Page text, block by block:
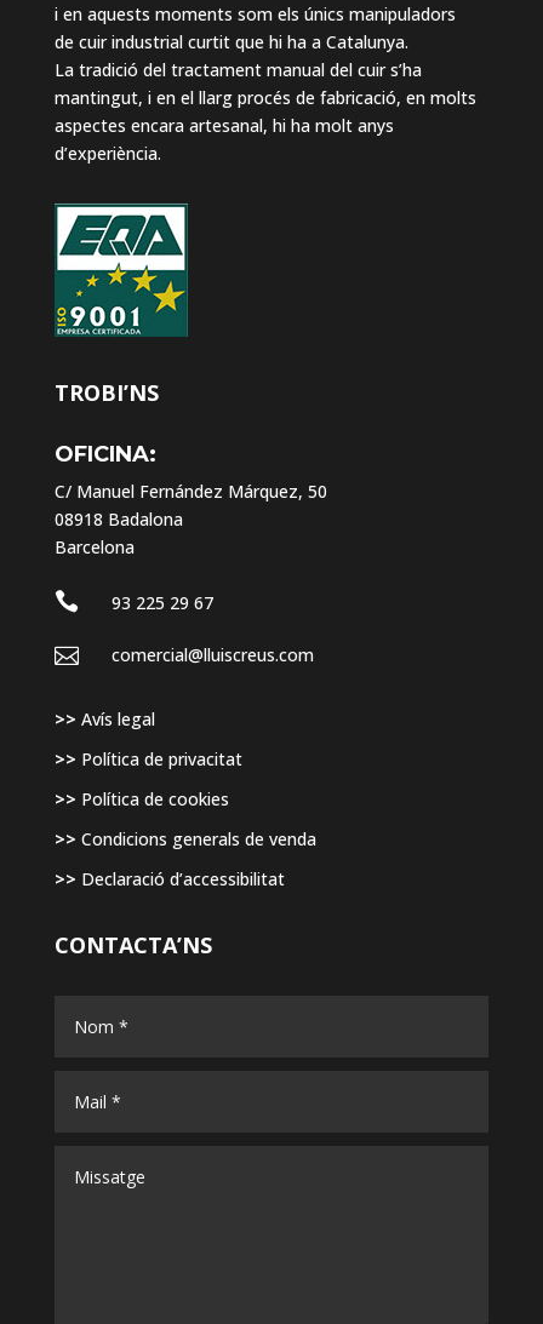
i en aquests moments som els únics manipuladors
de cuir industrial curtit que hi ha a Catalunya.
La tradició del tractament manual del cuir s’ha
mantingut, i en el llarg procés de fabricació, en molts
aspectes encara artesanal, hi ha molt anys
d’experiència.
TROBI’NS
OFICINA:
C/ Manuel Fernández Márquez, 50
08918 Badalona
Barcelona
 93 225 29 67
 comercial@lluiscreus.com
>> Avís legal
>> Política de privacitat
>> Política de cookies
>> Condicions generals de venda
>> Declaració d’accessibilitat
CONTACTA’NS